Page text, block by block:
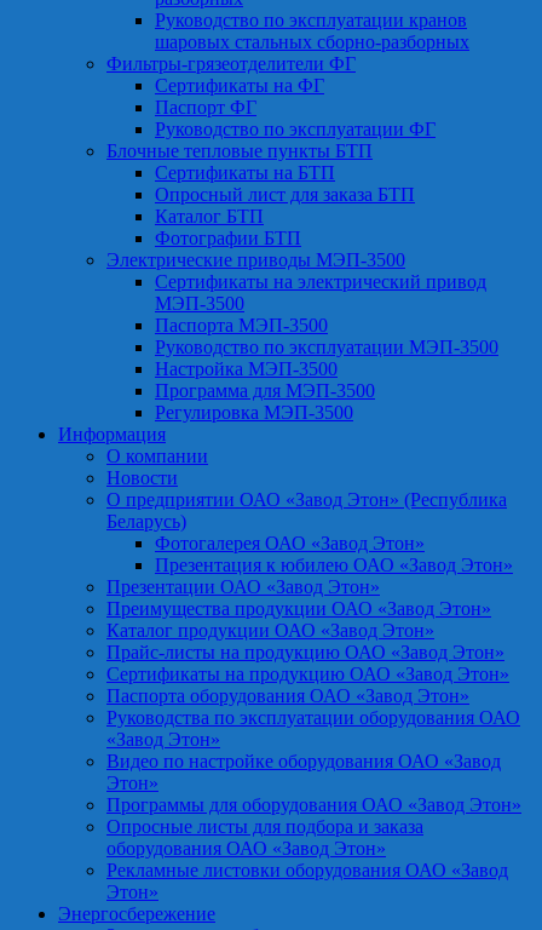
Руководство по эксплуатации кранов
шаровых стальных сборно-разборных
Фильтры-грязеотделители ФГ
Сертификаты на ФГ
Паспорт ФГ
Руководство по эксплуатации ФГ
Блочные тепловые пункты БТП
Сертификаты на БТП
Опросный лист для заказа БТП
Каталог БТП
Фотографии БТП
Электрические приводы МЭП-3500
Сертификаты на электрический привод
МЭП-3500
Паспорта МЭП-3500
Руководство по эксплуатации МЭП-3500
Настройка МЭП-3500
Программа для МЭП-3500
Регулировка МЭП-3500
Информация
О компании
Новости
О предприятии ОАО «Завод Этон» (Республика
Беларусь)
Фотогалерея ОАО «Завод Этон»
Презентация к юбилею ОАО «Завод Этон»
Презентации ОАО «Завод Этон»
Преимущества продукции ОАО «Завод Этон»
Каталог продукции ОАО «Завод Этон»
Прайс-листы на продукцию ОАО «Завод Этон»
Сертификаты на продукцию ОАО «Завод Этон»
Паспорта оборудования ОАО «Завод Этон»
Руководства по эксплуатации оборудования ОАО
«Завод Этон»
Видео по настройке оборудования ОАО «Завод
Этон»
Программы для оборудования ОАО «Завод Этон»
Опросные листы для подбора и заказа
оборудования ОАО «Завод Этон»
Рекламные листовки оборудования ОАО «Завод
Этон»
Энергосбережение